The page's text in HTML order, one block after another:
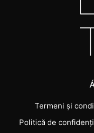
Termeni și
Politică de